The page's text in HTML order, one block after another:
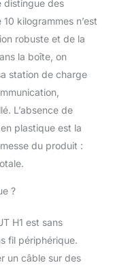
distingue des
kilogrammes n’est
robuste et de la
la boîte, on
station de charge
L’absence de
plastique est la
du produit :
?
H1 est sans
fil périphérique.
un câble sur des